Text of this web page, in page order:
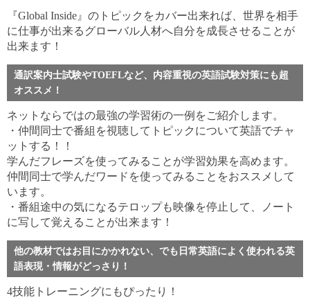
『Global Inside』のトピックをカバー出来れば、世界を相手
に仕事が出来るグローバル人材へ自分を成長させることが
出来ます！
通訳案内士試験やTOEFLなど、内容重視の英語試験対策にも超
オススメ！
ネットならではの最強の学習術の一例をご紹介します。
・仲間同士で番組を視聴してトピックについて英語でチャ
ットする！！
学んだフレーズを使ってみることが学習効果を高めます。
仲間同士で学んだワードを使ってみることをおススメして
います。
・番組途中の気になるテロップも映像を停止して、ノート
に写して覚えることが出来ます！
他の教材ではお目にかかれない、でも日常英語によく使われる英
語表現・情報がどっさり！
4技能トレーニングにもぴったり！